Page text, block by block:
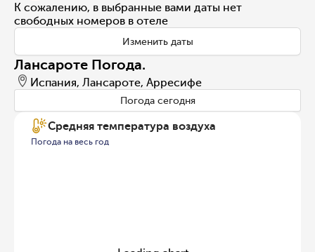
К сожалению, в выбранные вами даты нет
свободных номеров в отеле
Изменить даты
Лансароте Погода.
Испания, Лансароте, Арресифе
Погода сегодня
Средняя температура воздуха
Погода на весь год